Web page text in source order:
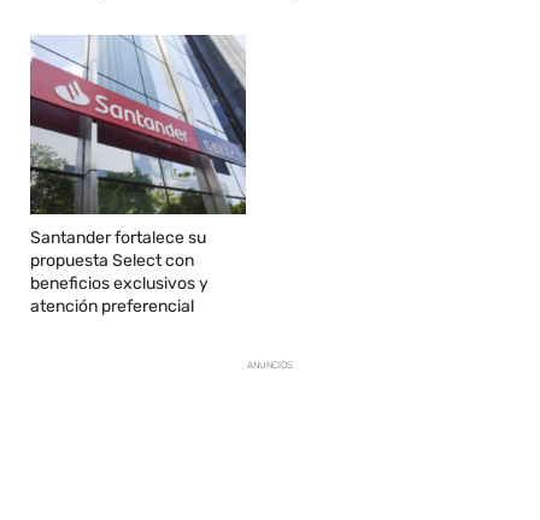
Santander fortalece su
propuesta Select con
beneficios exclusivos y
atención preferencial
ANUNCIOS